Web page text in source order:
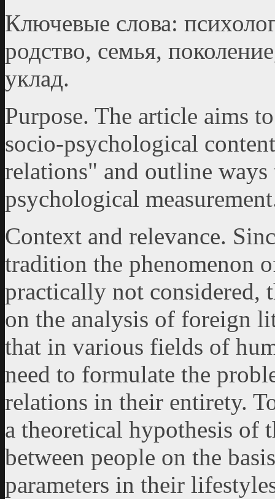
Ключевые слова:
родство, семья,
уклад.
Purpose. The article aims
socio-psychological
relations" and outline
psychological
Context and relevance.
tradition the phenomenon
practically not considered,
on the analysis of foreign
that in various fields of
need to formulate the
relations in their entirety.
a theoretical hypothesis of
between people on the
parameters in their